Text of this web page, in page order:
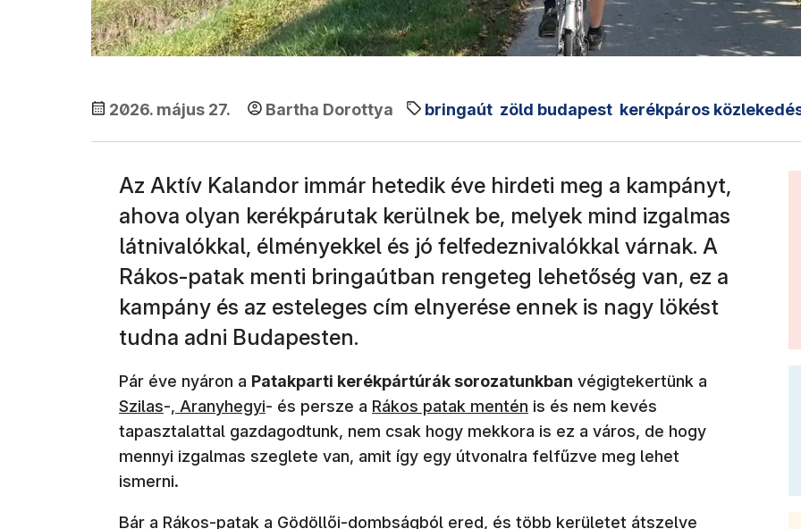
2026. május 27. Bartha Dorottya bringaút zöld budapest kerékpáros
Az Aktív Kalandor immár hetedik éve hirdeti meg a kampányt,
ahova olyan kerékpárutak kerülnek be, melyek mind izgalmas
látnivalókkal, élményekkel és jó felfedeznivalókkal várnak. A
Rákos-patak menti bringaútban rengeteg lehetőség van, ez a
kampány és az esteleges cím elnyerése ennek is nagy lökést
tudna adni Budapesten.
Pár éve nyáron a Patakparti kerékpártúrák sorozatunkban végigtekertünk a
Szilas-, Aranyhegyi- és persze a Rákos patak mentén is és nem kevés
tapasztalattal gazdagodtunk, nem csak hogy mekkora is ez a város, de hogy
mennyi izgalmas szeglete van, amit így egy útvonalra felfűzve meg lehet
ismerni.
Bár a Rákos-patak a Gödöllői-dombságból ered, és több kerületet átszelve